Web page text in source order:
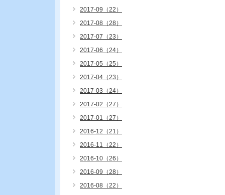
2017-09（22）
2017-08（28）
2017-07（23）
2017-06（24）
2017-05（25）
2017-04（23）
2017-03（24）
2017-02（27）
2017-01（27）
2016-12（21）
2016-11（22）
2016-10（26）
2016-09（28）
2016-08（22）